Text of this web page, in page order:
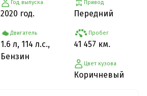
Год выпуска
2020 год.
Двигатель
1.6 л, 114 л.с.,
Бензин
Привод
Передний
Пробег
41 457 км.
Цвет кузова
Коричневый